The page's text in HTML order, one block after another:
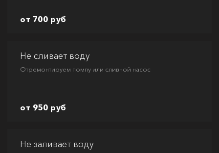
от 700 руб
Не сливает воду
Отремонтируем помпу или сливной насос
от 950 руб
Не заливает воду